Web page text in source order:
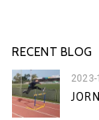
RECENT BLOG
2023-